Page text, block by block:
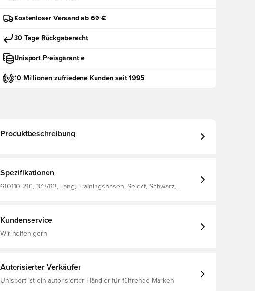
Kostenloser Versand ab 69 €
30 Tage Rückgaberecht
Unisport Preisgarantie
10 Millionen zufriedene Kunden seit 1995
Produktbeschreibung
Spezifikationen
610110-210, 345113, Lang, Trainingshosen, Select, Schwarz,
Kundenservice
Wir helfen gern
Autorisierter Verkäufer
Unisport ist ein autorisierter Händler für führende Marken